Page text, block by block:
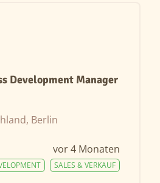
Development Manager
Berlin
vor 4 Monaten
SALES & VERKAUF